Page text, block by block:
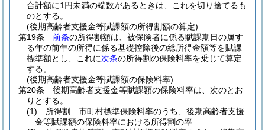
合計額に1円未満の端数があるときは、これを切り捨てるも
のとする。
(後期高齢者支援金等賦課額の所得割額の算定)
第19条
前条の所得割額は、被保険者に係る賦課期日の属す
る年の前年の所得に係る基礎控除後の総所得金額等を賦課
標準額とし、これに次条の所得割の保険料率を乗じて算定
する。
(後期高齢者支援金等賦課額の保険料率)
第20条
後期高齢者支援金等賦課額の保険料率は、次のとお
りとする。
(1)
所得割 市町村標準保険料率のうち、後期高齢者支援
金等賦課額の保険料率における所得割の率